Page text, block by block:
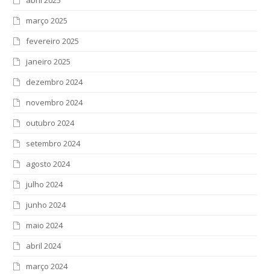
março 2025
fevereiro 2025
janeiro 2025
dezembro 2024
novembro 2024
outubro 2024
setembro 2024
agosto 2024
julho 2024
junho 2024
maio 2024
abril 2024
março 2024